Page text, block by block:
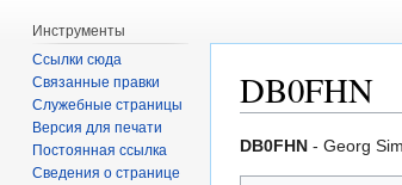
DB0FHN
Перейти
к
Перейти
к
DB0FHN - Georg
Инструменты
Ссылки сюда
Связанные правки
Служебные страницы
Версия для печати
Постоянная ссылка
Сведения о странице